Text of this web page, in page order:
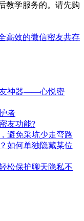
教学服务的。请先购
高效的微信密友共存
友神器——心悦密
者
友功能?
避免采坑少走弯路
如何单独隐藏某位
松保护聊天隐私不